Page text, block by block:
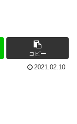
コピー
2021.02.10